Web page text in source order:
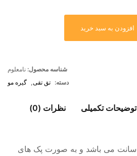
افزودن به سبد خرید
شناسه محصول: نامعلوم
دسته: تق تقی گیره مو
توضیحات تکمیلی نظرات (0)
اندازه این مجصول ۵ سانت می باشد و به صورت پک های